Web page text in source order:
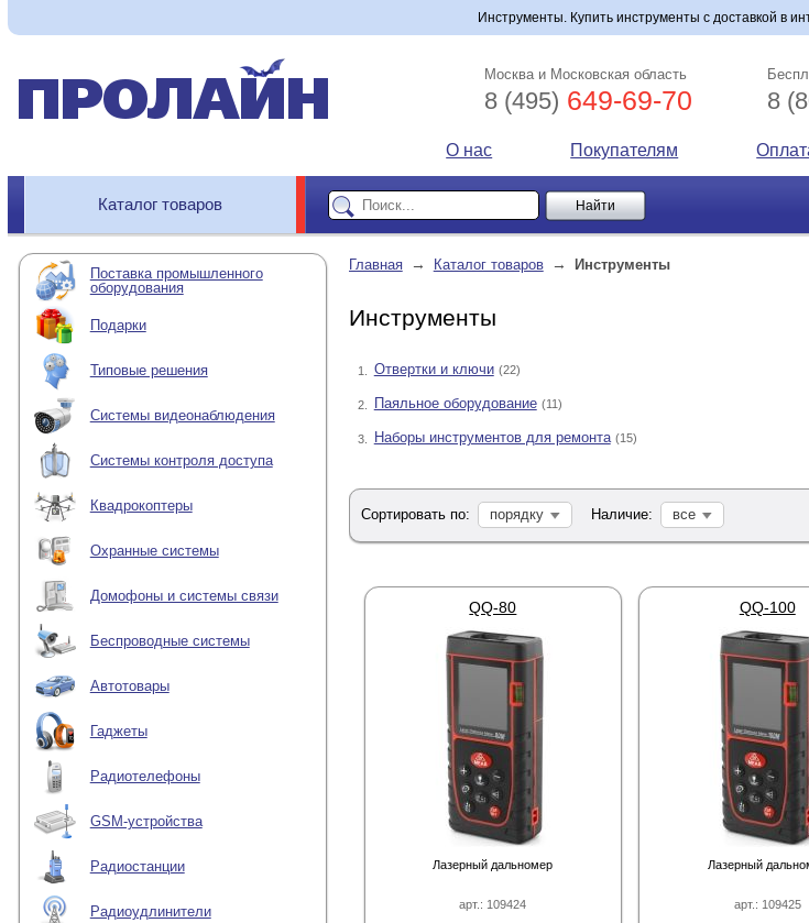
Инструменты. Купить инструменты с доставкой в
Москва и Московская область
8 (495) 649-69-70 8
О нас Покупателям
Каталог товаров
Поставка промышленного
оборудования
Подарки
Типовые решения
Системы видеонаблюдения
Системы контроля доступа
Квадрокоптеры
Охранные системы
Домофоны и системы связи
Беспроводные системы
Автотовары
Гаджеты
Радиотелефоны
GSM-устройства
Радиостанции
Радиоудлинители
Главная → Каталог товаров → Инструменты
Инструменты
1. Отвертки и ключи (22)
2. Паяльное оборудование (11)
3. Наборы инструментов для ремонта (15)
Сортировать по: порядку Наличие: все
арт.: 109424
QQ-80
Лазерный дальномер
арт.: 109425
QQ-100
Лазерный